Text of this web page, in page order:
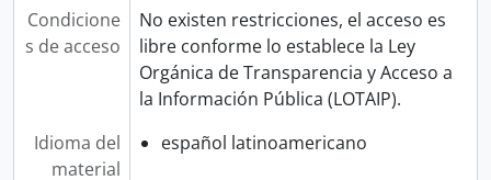
Condicione
s de acceso
No existen restricciones, el acceso es
libre conforme lo establece la Ley
Orgánica de Transparencia y Acceso a
la Información Pública (LOTAIP).
Idioma del
material
español latinoamericano